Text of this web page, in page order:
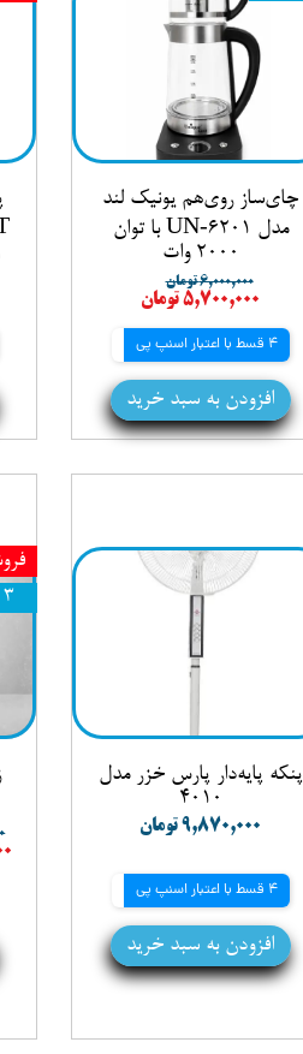
چای‌ساز روی‌هم یونیک لند
مدل UN‑6201 با توان
2000 وات
۶,۰۰۰,۰۰۰ تومان
۵,۷۰۰,۰۰۰ تومان
4 قسط با اعتبار اسنپ پی
افزودن به سبد خرید
پنکه پایه‌دار پارس خزر مدل
4010
۹,۸۷۰,۰۰۰ تومان
4 قسط با اعتبار اسنپ پی
افزودن به سبد خرید
۳ درصد